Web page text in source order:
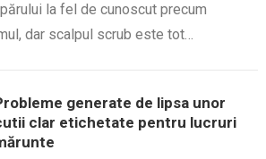
la fel de cunoscut precum
dar scalpul scrub este tot…
generate de lipsa unor
clar etichetate pentru lucruri